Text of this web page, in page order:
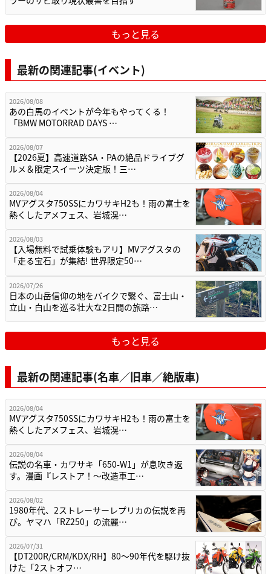
もっと見る
最新の関連記事(イベント)
2026/08/08
あの白馬のイベントが今年もやってくる！
「BMW MOTORRAD DAYS …
2026/08/07
【2026夏】高速道路SA・PAの絶品ドライブグ
ルメ＆限定スイーツ決定版！三…
2026/08/04
MVアグスタ750SSにカワサキH2も！雨の富士を
熱くしたアメフェス、岩城滉…
2026/08/03
【入場無料で試乗体験もアリ】MVアグスタの
「走る宝石」が集結! 世界限定50…
2026/07/26
日本の山岳信仰の地をバイクで繋ぐ、富士山・
立山・白山を巡る壮大な2日間の旅路…
もっと見る
最新の関連記事(名車／旧車／絶版車)
2026/08/04
MVアグスタ750SSにカワサキH2も！雨の富士を
熱くしたアメフェス、岩城滉…
2026/08/04
伝説の名車・カワサキ「650-W1」が息吹き返
す。漫画『レストア！～改造車工…
2026/08/02
1980年代、2ストレーサーレプリカの伝説を再
び。ヤマハ「RZ250」の流麗…
2026/07/31
【DT200R/CRM/KDX/RH】80〜90年代を駆け抜
けた「2ストオフ…